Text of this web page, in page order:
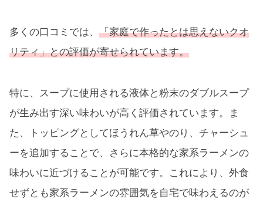
多くの口コミでは、 「家庭で作ったとは思えないクオ
リティ」との評価が寄せられています。
特に、スープに使用される液体と粉末のダブルスープ
が生み出す深い味わいが高く評価されています。ま
た、トッピングとしてほうれん草やのり、チャーシュ
ーを追加することで、さらに本格的な家系ラーメンの
味わいに近づけることが可能です。これにより、外食
せずとも家系ラーメンの雰囲気を自宅で味わえるのが